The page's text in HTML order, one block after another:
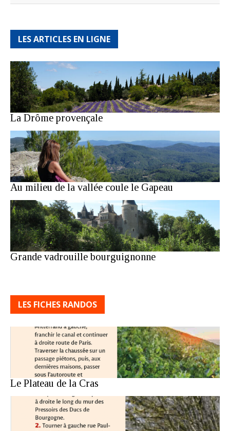
LES ARTICLES EN LIGNE
La Drôme provençale
Au milieu de la vallée coule le Gapeau
Grande vadrouille bourguignonne
LES FICHES RANDOS
Le Plateau de la Cras